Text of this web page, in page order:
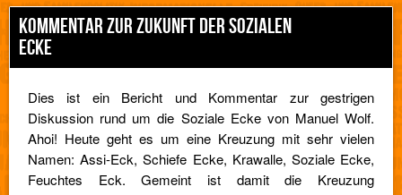
KOMMENTAR ZUR ZUKUNFT DER SOZIALEN
ECKE
Dies ist ein Bericht und Kommentar zur gestrigen
Diskussion rund um die Soziale Ecke von Manuel Wolf.
Ahoi! Heute geht es um eine Kreuzung mit sehr vielen
Namen: Assi-Eck, Schiefe Ecke, Krawalle, Soziale Ecke,
Feuchtes Eck. Gemeint ist damit die Kreuzung